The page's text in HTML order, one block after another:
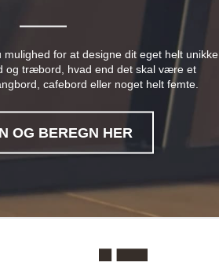
for at designe dit eget helt unikke
og træbord, hvad end det skal være et
cafebord eller noget helt femte.
OG BEREGN HER